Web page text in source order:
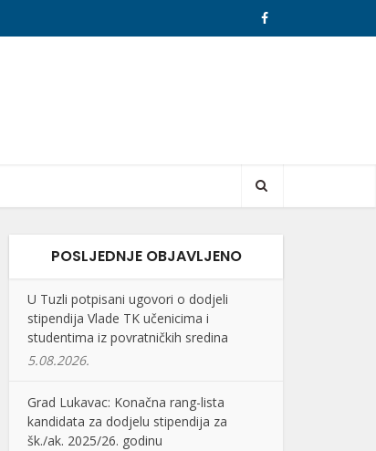
POSLJEDNJE OBJAVLJENO
U Tuzli potpisani ugovori o dodjeli
stipendija Vlade TK učenicima i
studentima iz povratničkih sredina
5.08.2026.
Grad Lukavac: Konačna rang-lista
kandidata za dodjelu stipendija za
šk./ak. 2025/26. godinu